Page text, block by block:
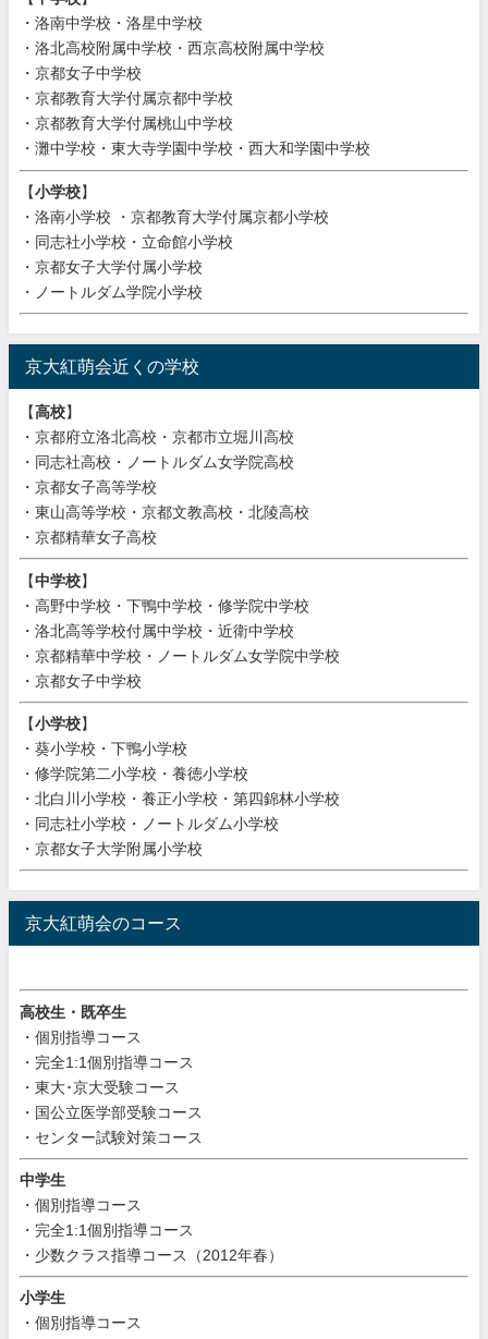
・洛南中学校・洛星中学校
・洛北高校附属中学校・西京高校附属中学校
・京都女子中学校
・京都教育大学付属京都中学校
・京都教育大学付属桃山中学校
・灘中学校・東大寺学園中学校・西大和学園中学校
【小学校】
・洛南小学校 ・京都教育大学付属京都小学校
・同志社小学校・立命館小学校
・京都女子大学付属小学校
・ノートルダム学院小学校
京大紅萌会近くの学校
【高校】
・京都府立洛北高校・京都市立堀川高校
・同志社高校・ノートルダム女学院高校
・京都女子高等学校
・東山高等学校・京都文教高校・北陵高校
・京都精華女子高校
【中学校】
・高野中学校・下鴨中学校・修学院中学校
・洛北高等学校付属中学校・近衛中学校
・京都精華中学校・ノートルダム女学院中学校
・京都女子中学校
【小学校】
・葵小学校・下鴨小学校
・修学院第二小学校・養徳小学校
・北白川小学校・養正小学校・第四錦林小学校
・同志社小学校・ノートルダム小学校
・京都女子大学附属小学校
京大紅萌会のコース
高校生・既卒生
・個別指導コース
・完全1:1個別指導コース
・東大･京大受験コース
・国公立医学部受験コース
・センター試験対策コース
中学生
・個別指導コース
・完全1:1個別指導コース
・少数クラス指導コース（2012年春）
小学生
・個別指導コース